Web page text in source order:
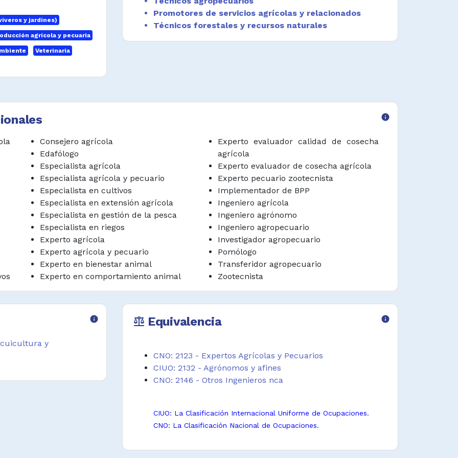
y acuícolas,
nutrición,
las
del suelo,
naturales,
de la producción
nuevos o
técnicas de
enfermedades,
y cruce de
la fauna salvaje e
de producción,
y mercadeo
la materia prima
teniendo en
crecimiento,
métodos de
de peces.
y jardines)
agrícola y pecuaria
Veterinaria
Promotores de servicios agrícolas y relacionados
Técnicos forestales y recursos naturales
info
Consejero agrícola
Edafólogo
Especialista agrícola
Especialista agrícola y pecuario
Especialista en cultivos
Especialista en extensión agrícola
Especialista en gestión de la pesca
Especialista en riegos
Experto agrícola
Experto agrícola y pecuario
Experto en bienestar animal
Experto en comportamiento animal
Experto evaluador calidad de cosecha
agrícola
Experto evaluador de cosecha agrícola
Experto pecuario zootecnista
Implementador de BPP
Ingeniero agrícola
Ingeniero agrónomo
Ingeniero agropecuario
Investigador agropecuario
Pomólogo
Transferidor agropecuario
Zootecnista
info
y
balance Equivalencia info
CNO: 2123 - Expertos Agrícolas y Pecuarios
CIUO: 2132 - Agrónomos y afines
CNO: 2146 - Otros Ingenieros nca
CIUO: La Clasificación Internacional Uniforme de Ocupaciones.
CNO: La Clasificación Nacional de Ocupaciones.